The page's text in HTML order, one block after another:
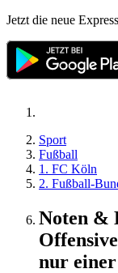
Jetzt die neue
Sport
Fußball
1. FC Köln
2. Fußball-
Noten &
nur